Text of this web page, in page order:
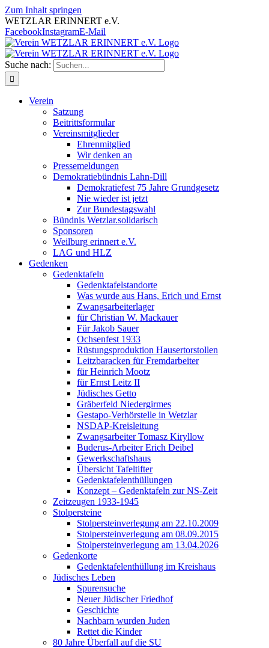
Zum Inhalt springen
WETZLAR ERINNERT e.V.
FacebookInstagramE-Mail
Suche nach:
Verein
Satzung
Beitrittsformular
Vereinsmitglieder
Ehrenmitglied
Wir denken an
Pressemeldungen
Demokratiebündnis Lahn-Dill
Demokratiefest 75 Jahre Grundgesetz
Nie wieder ist jetzt
Zur Bundestagswahl
Bündnis Wetzlar.solidarisch
Sponsoren
Weilburg erinnert e.V.
LAG und HLZ
Gedenken
Gedenktafeln
Gedenktafelstandorte
Was wurde aus Hans, Erich und Ernst
Zwangsarbeiterlager
für Christian W. Mackauer
Für Jakob Sauer
Ochsenfest 1933
Rüstungsproduktion Hausertorstollen
Leitzbaracken für Fremdarbeiter
für Heinrich Mootz
für Ernst Leitz II
Jüdisches Getto
Gräberfeld Niedergirmes
Gestapo-Verhörstelle in Wetzlar
NSDAP-Kreisleitung
Zwangsarbeiter Tomasz Kiryllow
Buderus-Arbeiter Erich Deibel
Gewerkschaftshaus
Übersicht Tafeltifter
Gedenktafelenthüllungen
Konzept – Gedenktafeln zur NS-Zeit
Zeitzeugen 1933-1945
Stolpersteine
Stolpersteinverlegung am 22.10.2009
Stolpersteinverlegung am 08.09.2015
Stolpersteinverlegung am 13.04.2026
Gedenkorte
Gedenktafelenthüllung im Kreishaus
Jüdisches Leben
Spurensuche
Neuer Jüdischer Friedhof
Geschichte
Nachbarn wurden Juden
Rettet die Kinder
80 Jahre Überfall auf die SU